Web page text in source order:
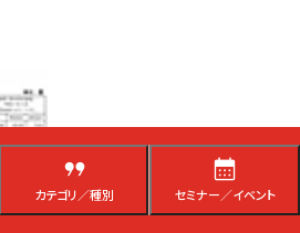
カテゴリ／種別 セミナー／イベント